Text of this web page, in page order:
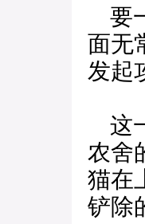
要
面无
发起
这
农舍
猫在
铲除